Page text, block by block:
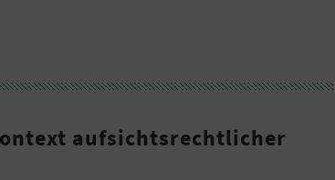
aufsichtsrechtlicher